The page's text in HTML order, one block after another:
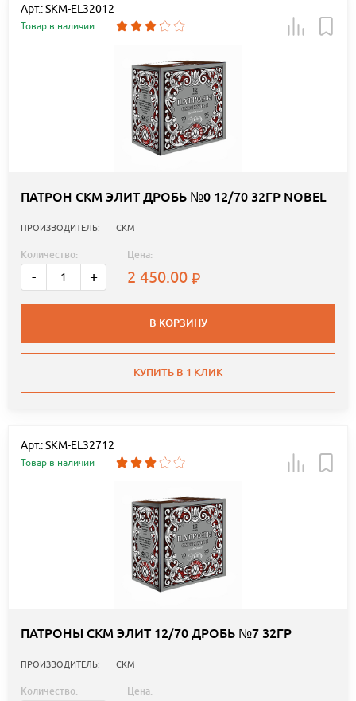
Арт.: SKM-EL32012
Товар в наличии
ПАТРОН СКМ ЭЛИТ ДРОБЬ №0 12/70 32ГР NOBEL
ПРОИЗВОДИТЕЛЬ: СКМ
Количество:
- +
Цена:
2 450.00
В КОРЗИНУ
КУПИТЬ В 1 КЛИК
Арт.: SKM-EL32712
Товар в наличии
ПАТРОНЫ СКМ ЭЛИТ 12/70 ДРОБЬ №7 32ГР
ПРОИЗВОДИТЕЛЬ: СКМ
Количество: Цена: